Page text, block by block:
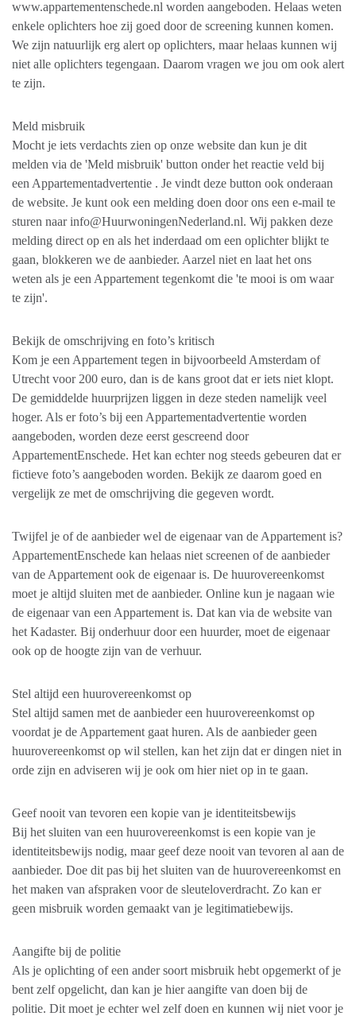
www.appartementenschede.nl worden aangeboden. Helaas weten
enkele oplichters hoe zij goed door de screening kunnen komen.
We zijn natuurlijk erg alert op oplichters, maar helaas kunnen wij
niet alle oplichters tegengaan. Daarom vragen we jou om ook alert
te zijn.
Meld misbruik
Mocht je iets verdachts zien op onze website dan kun je dit
melden via de 'Meld misbruik' button onder het reactie veld bij
een Appartementadvertentie . Je vindt deze button ook onderaan
de website. Je kunt ook een melding doen door ons een e-mail te
sturen naar info@HuurwoningenNederland.nl. Wij pakken deze
melding direct op en als het inderdaad om een oplichter blijkt te
gaan, blokkeren we de aanbieder. Aarzel niet en laat het ons
weten als je een Appartement tegenkomt die 'te mooi is om waar
te zijn'.
Bekijk de omschrijving en foto’s kritisch
Kom je een Appartement tegen in bijvoorbeeld Amsterdam of
Utrecht voor 200 euro, dan is de kans groot dat er iets niet klopt.
De gemiddelde huurprijzen liggen in deze steden namelijk veel
hoger. Als er foto’s bij een Appartementadvertentie worden
aangeboden, worden deze eerst gescreend door
AppartementEnschede. Het kan echter nog steeds gebeuren dat er
fictieve foto’s aangeboden worden. Bekijk ze daarom goed en
vergelijk ze met de omschrijving die gegeven wordt.
Twijfel je of de aanbieder wel de eigenaar van de Appartement is?
AppartementEnschede kan helaas niet screenen of de aanbieder
van de Appartement ook de eigenaar is. De huurovereenkomst
moet je altijd sluiten met de aanbieder. Online kun je nagaan wie
de eigenaar van een Appartement is. Dat kan via de website van
het Kadaster. Bij onderhuur door een huurder, moet de eigenaar
ook op de hoogte zijn van de verhuur.
Stel altijd een huurovereenkomst op
Stel altijd samen met de aanbieder een huurovereenkomst op
voordat je de Appartement gaat huren. Als de aanbieder geen
huurovereenkomst op wil stellen, kan het zijn dat er dingen niet in
orde zijn en adviseren wij je ook om hier niet op in te gaan.
Geef nooit van tevoren een kopie van je identiteitsbewijs
Bij het sluiten van een huurovereenkomst is een kopie van je
identiteitsbewijs nodig, maar geef deze nooit van tevoren al aan de
aanbieder. Doe dit pas bij het sluiten van de huurovereenkomst en
het maken van afspraken voor de sleuteloverdracht. Zo kan er
geen misbruik worden gemaakt van je legitimatiebewijs.
Aangifte bij de politie
Als je oplichting of een ander soort misbruik hebt opgemerkt of je
bent zelf opgelicht, dan kan je hier aangifte van doen bij de
politie. Dit moet je echter wel zelf doen en kunnen wij niet voor je